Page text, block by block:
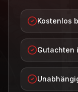
Kostenlos
Gutachten